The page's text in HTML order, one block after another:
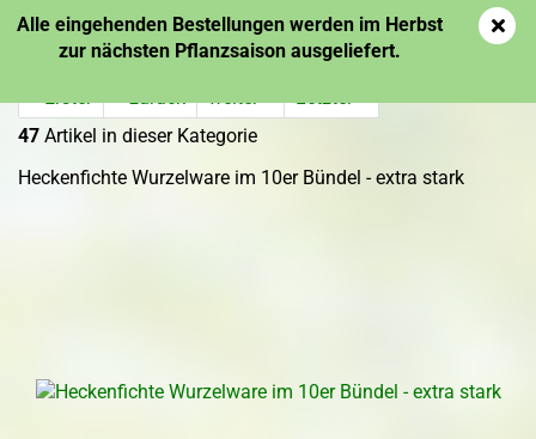
Alle eingehenden Bestellungen werden im Herbst
zur nächsten Pflanzsaison ausgeliefert.
« Erster « zurück weiter »
Letzter »
47 Artikel in dieser Kategorie
Heckenfichte Wurzelware im 10er Bündel - extra stark